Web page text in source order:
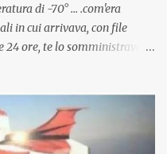
di -70° ... .com'era
in cui arrivava, con file
ore, te lo somministravano
"spettacolare Ghiacciato, ma
Riproponiamo